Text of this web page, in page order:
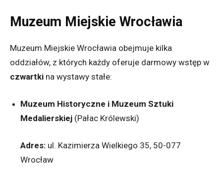
Muzeum Miejskie Wrocławia
Muzeum Miejskie Wrocławia obejmuje kilka
oddziałów, z których każdy oferuje darmowy wstęp w
czwartki na wystawy stałe:
Muzeum Historyczne i Muzeum Sztuki
Medalierskiej (Pałac Królewski)
Adres: ul. Kazimierza Wielkiego 35, 50-077
Wrocław